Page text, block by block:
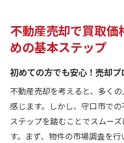
顧客満足度を高める
ス
不動産売却で買取価
めの基本ステップ
初めての方でも安心！売却
不動産売却を考えると、多く
感じます。しかし、守口市で
ステップを踏むことでスムー
す。まず、物件の市場調査を